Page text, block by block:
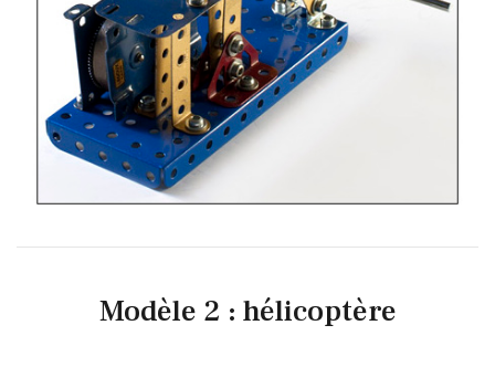
Modèle 2 : hélicoptère